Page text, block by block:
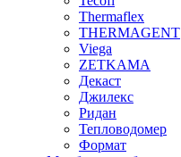
Thermaflex
THERMAGENT
Viega
ZETKAMA
Декаст
Джилекс
Ридан
Тепловодомер
Формат